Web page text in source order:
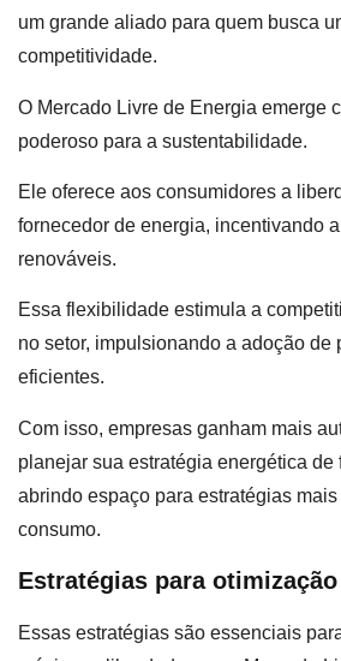
um grande aliado para quem busca
competitividade.
O Mercado Livre de Energia emerge
poderoso para a sustentabilidade.
Ele oferece aos consumidores a
fornecedor de energia, incentivando
renováveis.
Essa flexibilidade estimula a
no setor, impulsionando a adoção de
eficientes.
Com isso, empresas ganham mais
planejar sua estratégia energética de
abrindo espaço para estratégias
consumo.
Estratégias para
Essas estratégias são essenciais